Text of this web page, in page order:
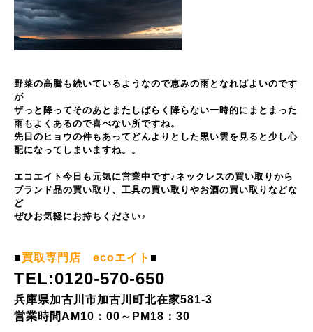
野菜の高騰も続いているようなので恵みの雨となればよいのです
が
ザっと降ってそのあとまたしばらく降らない一時的にまとまった
雨もよくあるので喜べない所ですね。
先日のヒョウの件もあってどんよりとした黒い雲を見ると少し心
配になってしまいますね。。
エコエイト今日も元気に営業中です♪ネックレスの買い取りから
ブランド品の買い取り、工具の買い取りやお酒の買い取りなどな
ど
ぜひお気軽にお持ちください♪
■買取専門店 ecoエイト ■
TEL:0120-570-650
兵庫県加古川市加古川町北在家581-3
営業時間AM10：00～PM18：30